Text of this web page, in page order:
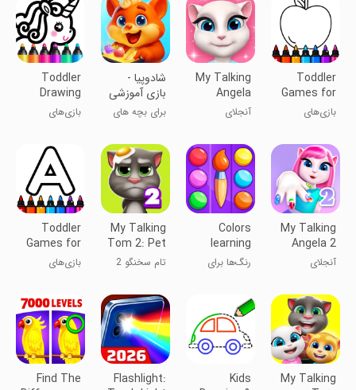
Toddler
Games for
2+ Year
Olds
بازی‌های
کودکان ۲ سال
به بالا
My Talking
Angela
آنجلای
‏‏‏‏‏‏‏‏‏‏‏شادوپیا -
بازی آموزشی
کودک
برای بچه های
Toddler
Drawing
Games for
Kids
بازی‌های
My Talking
Angela 2
آنجلای
Colors
learning
games for
kids
رنگ‌ها برای
My Talking
Tom 2: Pet
Game
تام سخنگو 2
Toddler
Games for
2-3 Year
Old
بازی‌های
ساله
My Talking
Kids
Flashlight:
Find The